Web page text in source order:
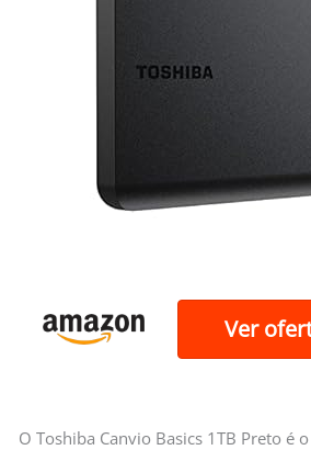
Ver
O Toshiba Canvio Basics 1TB Preto é